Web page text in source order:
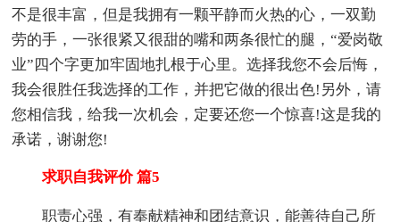
不是很丰富，但是我拥有一颗平静而火热的心，一双勤
劳的手，一张很紧又很甜的嘴和两条很忙的腿，“爱岗敬
业”四个字更加牢固地扎根于心里。选择我您不会后悔，
我会很胜任我选择的工作，并把它做的很出色!另外，请
您相信我，给我一次机会，定要还您一个惊喜!这是我的
承诺，谢谢您!
求职自我评价 篇5
职责心强，有奉献精神和团结意识，能善待自己所